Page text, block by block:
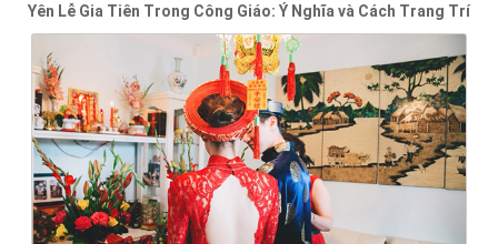
Yên Lễ Gia Tiên Trong Công Giáo: Ý Nghĩa và Cách Trang Trí